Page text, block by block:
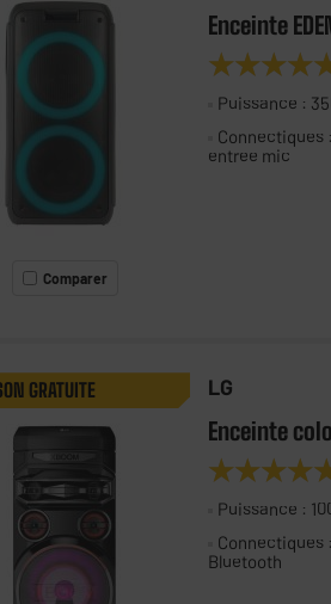
Comparer
Enceinte
Puissance :
Connectiques
entree mic
GRATUITE LG
Enceinte
Puissance :
Connectiques
Bluetooth